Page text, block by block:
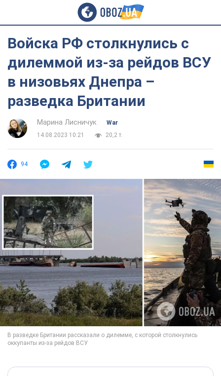
Войска РФ столкнулись с
дилеммой из-за рейдов ВСУ
в низовьях Днепра –
разведка Британии
Марина Лисничук
War
14.08.2023 10:21
20,2 т.
94